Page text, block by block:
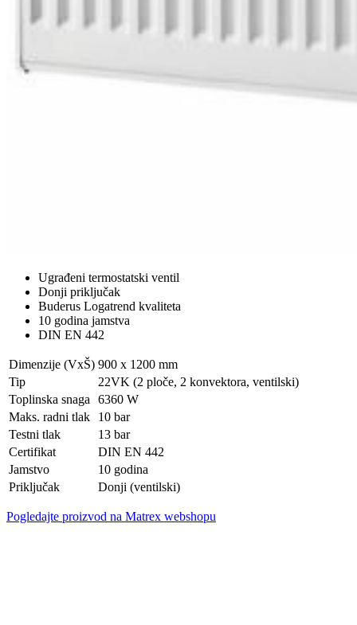
Ugrađeni termostatski ventil
Donji priključak
Buderus Logatrend kvaliteta
10 godina jamstva
DIN EN 442
Dimenzije (VxŠ) 900 x 1200 mm
Tip
22VK (2 ploče, 2 konvektora, ventilski)
Toplinska snaga
6360 W
Maks. radni tlak
10 bar
Testni tlak
13 bar
Certifikat
DIN EN 442
Jamstvo
10 godina
Priključak
Donji (ventilski)
Pogledajte proizvod na Matrex webshopu